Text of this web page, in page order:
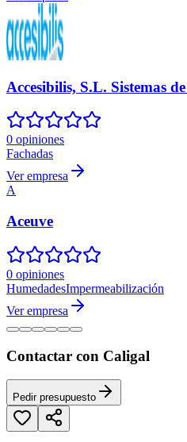
Accesibilis, S.L. Sistemas
0 opiniones
Fachadas
Ver empresa
A
Aceuve
0 opiniones
HumedadesImpermeabilización
Ver empresa
Contactar con Caligal
Pedir presupuesto